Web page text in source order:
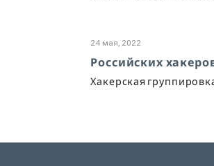
24 мая, 2022
Российских
Хакерская